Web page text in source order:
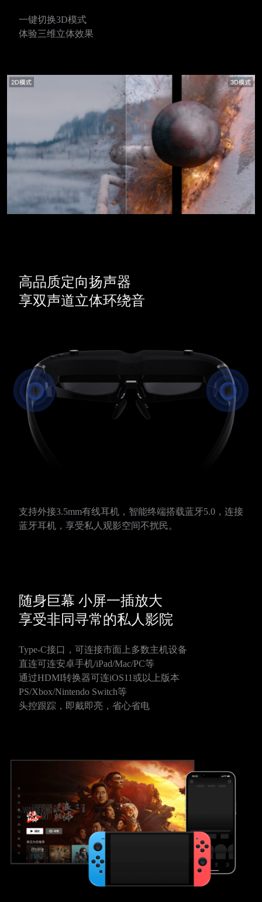
一键切换3D模式
体验三维立体效果
高品质定向扬声器
享双声道立体环绕音
支持外接3.5mm有线耳机，智能终端搭载蓝牙5.0，连接
蓝牙耳机，享受私人观影空间不扰民。
随身巨幕 小屏一插放大
享受非同寻常的私人影院
Type-C接口，可连接市面上多数主机设备
直连可连安卓手机/iPad/Mac/PC等
通过HDMI转换器可连iOS11或以上版本
PS/Xbox/Nintendo Switch等
头控跟踪，即戴即亮，省心省电